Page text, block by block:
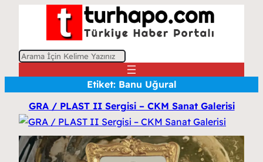
A
Etiket: Banu Uğural
GRA / PLAST II Sergisi – CKM Sanat Galerisi